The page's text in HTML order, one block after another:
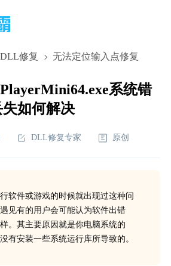
DLL修复 无法定位输入点修复
系统错
如何解决
DLL修复专家 原创
软件或游戏的时候就出现过这种问
见有的用户会可能认为软件出错
。其主要原因就是你电脑系统的
有安装一些系统运行库所导致的。